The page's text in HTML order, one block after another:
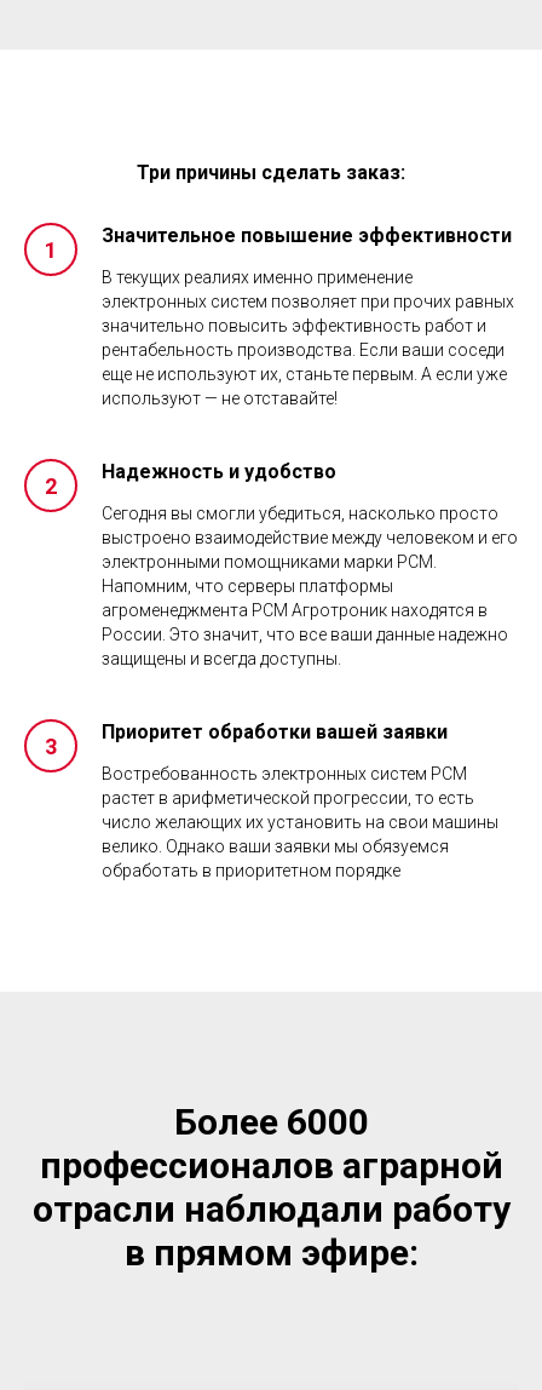
Три причины сделать заказ:
Значительное повышение эффективности
В текущих реалиях именно применение
электронных систем позволяет при прочих равных
значительно повысить эффективность работ и
рентабельность производства. Если ваши соседи
еще не используют их, станьте первым. А если уже
используют — не отставайте!
Надежность и удобство
Сегодня вы смогли убедиться, насколько просто
выстроено взаимодействие между человеком и его
электронными помощниками марки РСМ.
Напомним, что серверы платформы
агроменеджмента РСМ Агротроник находятся в
России. Это значит, что все ваши данные надежно
защищены и всегда доступны.
Приоритет обработки вашей заявки
Востребованность электронных систем РСМ
растет в арифметической прогрессии, то есть
число желающих их установить на свои машины
велико. Однако ваши заявки мы обязуемся
обработать в приоритетном порядке
Более 6000
профессионалов аграрной
отрасли наблюдали работу
в прямом эфире: